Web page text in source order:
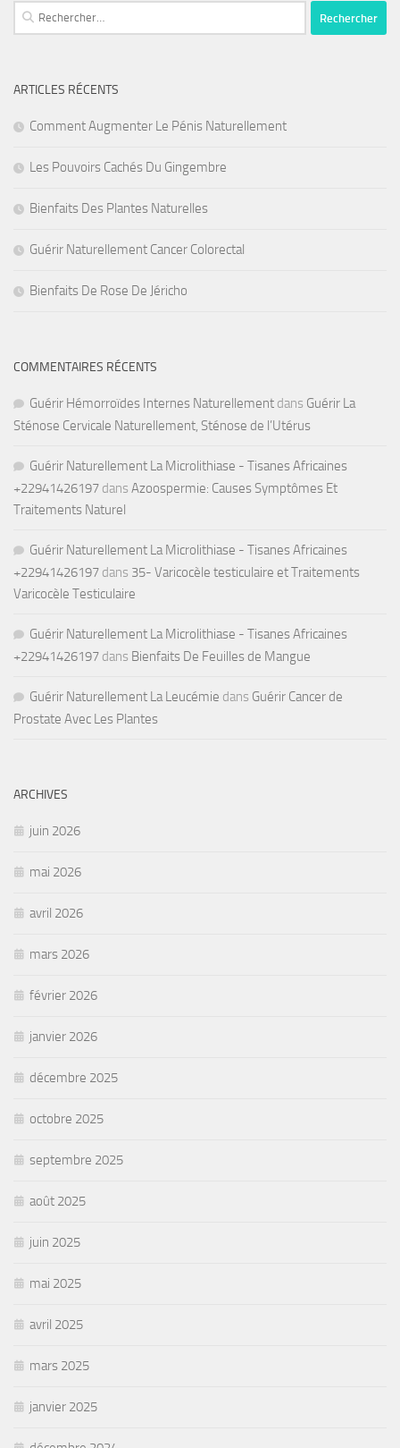
Rechercher :
ARTICLES RÉCENTS
Comment Augmenter Le Pénis Naturellement
Les Pouvoirs Cachés Du Gingembre
Bienfaits Des Plantes Naturelles
Guérir Naturellement Cancer Colorectal
Bienfaits De Rose De Jéricho
COMMENTAIRES RÉCENTS
Guérir Hémorroïdes Internes Naturellement dans Guérir La
Sténose Cervicale Naturellement, Sténose de l’Utérus
Guérir Naturellement La Microlithiase - Tisanes Africaines
+22941426197 dans Azoospermie: Causes Symptômes Et
Traitements Naturel
Guérir Naturellement La Microlithiase - Tisanes Africaines
+22941426197 dans 35- Varicocèle testiculaire et Traitements
Varicocèle Testiculaire
Guérir Naturellement La Microlithiase - Tisanes Africaines
+22941426197 dans Bienfaits De Feuilles de Mangue
Guérir Naturellement La Leucémie dans Guérir Cancer de
Prostate Avec Les Plantes
ARCHIVES
juin 2026
mai 2026
avril 2026
mars 2026
février 2026
janvier 2026
décembre 2025
octobre 2025
septembre 2025
août 2025
juin 2025
mai 2025
avril 2025
mars 2025
janvier 2025